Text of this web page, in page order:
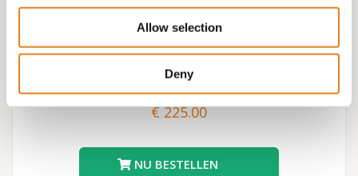
Allow selection
Deny
Hapjes buffet #16 √ hapjes √ warme hapjes √
opwarmpannen
€ 225.00